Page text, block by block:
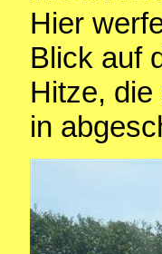
Hier
Blick auf
Hitze,
in